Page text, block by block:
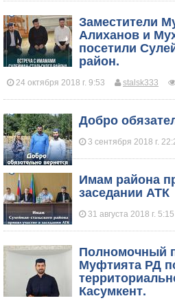
​Заместители
Алиханов и
посетили
район.
24 октября 2018 г. 9:53 stalsk333
Добро
3 сентября 2018 г.
Имам района
заседании АТК
31 августа 2018 г. 5:15
​Полномочный
Муфтията РД
Касумкент.